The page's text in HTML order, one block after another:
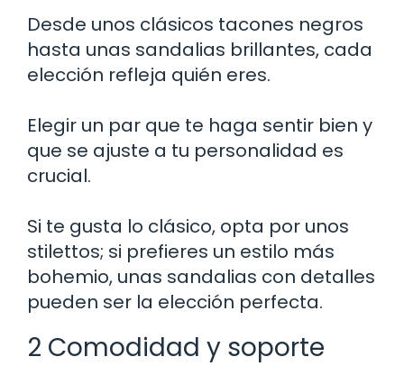
Desde unos clásicos tacones negros
hasta unas sandalias brillantes, cada
elección refleja quién eres.
Elegir un par que te haga sentir bien y
que se ajuste a tu personalidad es
crucial.
Si te gusta lo clásico, opta por unos
stilettos; si prefieres un estilo más
bohemio, unas sandalias con detalles
pueden ser la elección perfecta.
2 Comodidad y soporte